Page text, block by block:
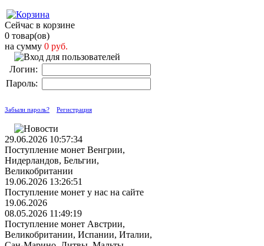
Сейчас в корзине
0 товар(ов)
на сумму 0 руб.
Логин:
Пароль:
Забыли пароль? Регистрация
29.06.2026 10:57:34
Поступление монет Венгрии,
Нидерландов, Бельгии,
Великобритании
19.06.2026 13:26:51
Поступление монет у нас на сайте
19.06.2026
08.05.2026 11:49:19
Поступление монет Австрии,
Великобритании, Испании, Италии,